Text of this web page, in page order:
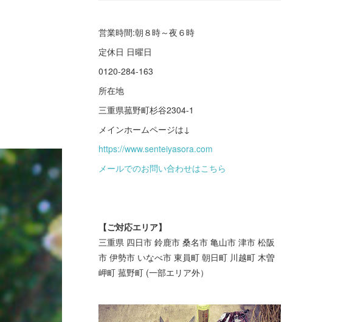
営業時間:朝８時～夜６時
定休日 日曜日
0120-284-163
所在地
三重県菰野町杉谷2304-1
メインホームページは↓
https://www.senteiyasora.com
メールでのお問い合わせはこちら
【ご対応エリア】
三重県 四日市 鈴鹿市 桑名市 亀山市 津市 松阪
市 伊勢市 いなべ市 東員町 朝日町 川越町 木曽
岬町 菰野町 (一部エリア外）